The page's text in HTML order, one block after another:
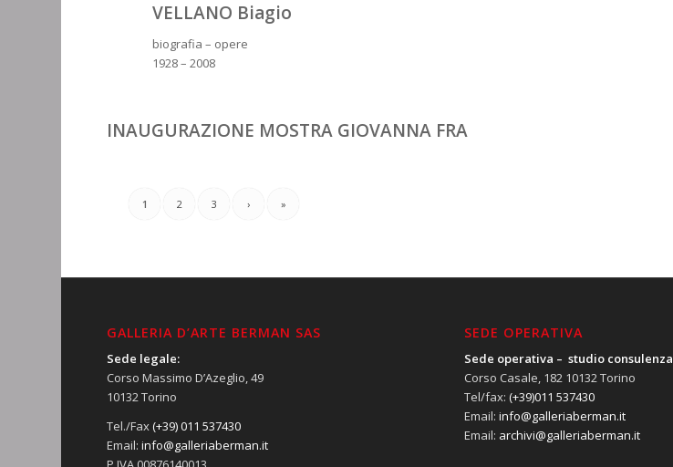
VELLANO Biagio
biografia – opere
1928 – 2008
INAUGURAZIONE MOSTRA GIOVANNA FRA
1 2 3 › »
GALLERIA D’ARTE BERMAN SAS
Sede legale:
Corso Massimo D’Azeglio, 49
10132 Torino
Tel./Fax(+39) 011 537430
Email:info@galleriaberman.it
SEDE OPERATIVA
Sede operativa – studio consulenza
Corso Casale, 182 10132 Torino
Tel/fax:(+39)011 537430
Email:info@galleriaberman.it
Email: archivi@galleriaberman.it